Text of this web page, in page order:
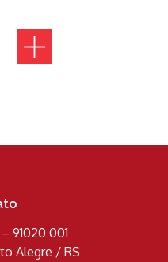
91020 001
Alegre / RS